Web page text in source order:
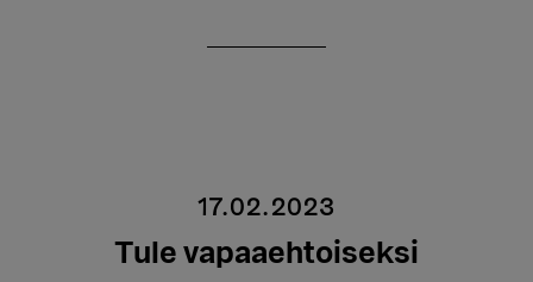
17.02.2023
Tule vapaaehtoiseksi